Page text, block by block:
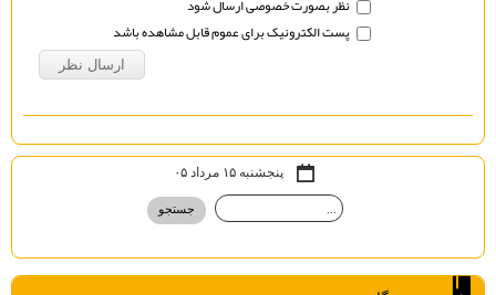
نظر بصورت خصوصی ارسال شود
پست الکترونیک برای عموم قابل مشاهده باشد
پنجشنبه ۱۵ مرداد ۰۵